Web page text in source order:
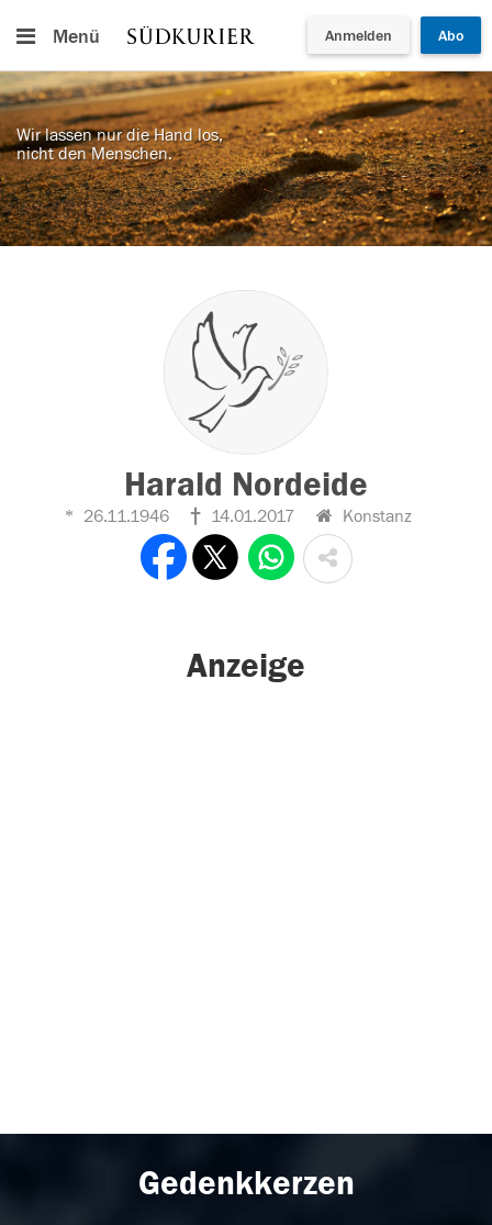
Menü Anmelden Abo
Wir lassen nur die Hand los,
nicht den Menschen.
Harald Nordeide
26.11.1946 14.01.2017 Konstanz
Anzeige
Gedenkkerzen